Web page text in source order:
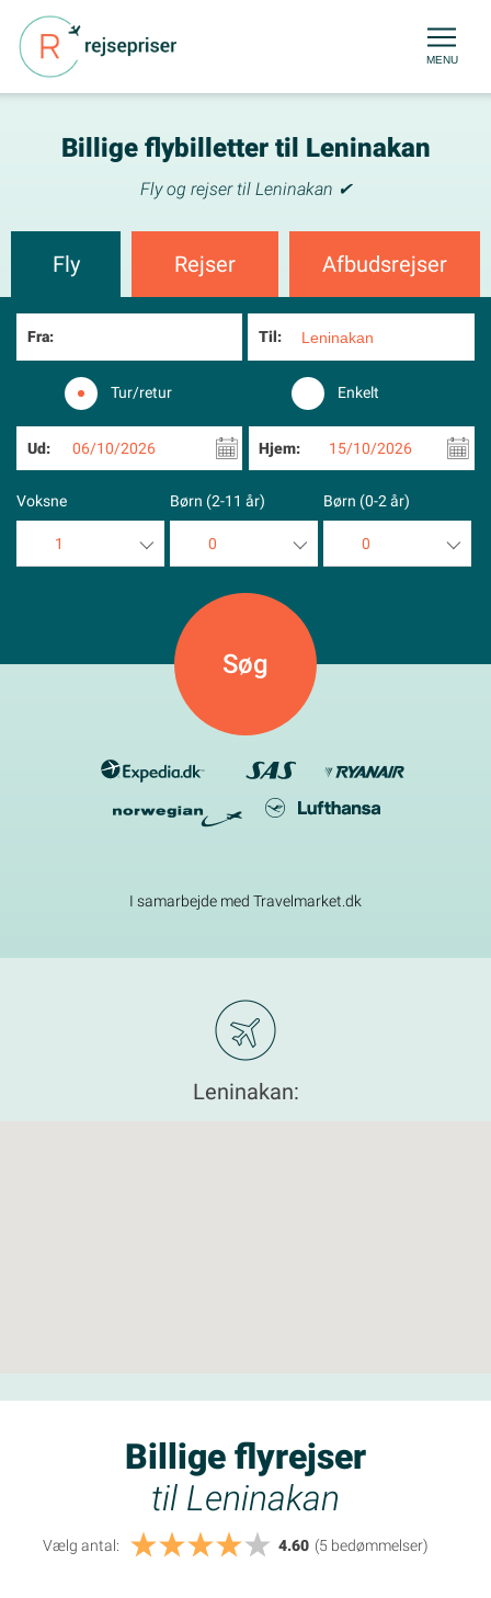
MENU
Billige flybilletter til Leninakan
Fly og rejser til Leninakan ✔
Fly Rejser Afbudsrejser
Fra: Til:
Tur/retur Enkelt
Ud: 06/10/2026 Hjem: 15/10/2026
Voksne
1
Børn (2-11 år)
0
5
Børn (0-2 år)
0
I samarbejde med Travelmarket.dk
Leninakan:
Billige flyrejser
til Leninakan
Vælg antal: 4.60 (5 bedømmelser)